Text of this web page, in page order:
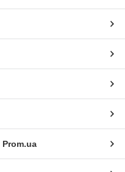
Prom.ua